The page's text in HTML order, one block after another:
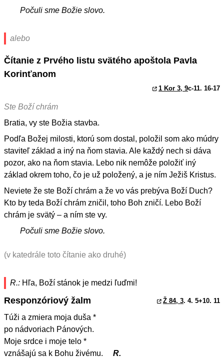
Počuli sme Božie slovo.
alebo
Čítanie z Prvého listu svätého apoštola Pavla
Korinťanom
1 Kor 3, 9c-11. 16-17
Ste Boží chrám
Bratia, vy ste Božia stavba.
Podľa Božej milosti, ktorú som dostal, položil som ako múdry
staviteľ základ a iný na ňom stavia. Ale každý nech si dáva
pozor, ako na ňom stavia. Lebo nik nemôže položiť iný
základ okrem toho, čo je už položený, a je ním Ježiš Kristus.
Neviete že ste Boží chrám a že vo vás prebýva Boží Duch?
Kto by teda Boží chrám zničil, toho Boh zničí. Lebo Boží
chrám je svätý – a ním ste vy.
Počuli sme Božie slovo.
(v katedrále toto čítanie ako druhé)
R.: Hľa, Boží stánok je medzi ľuďmi!
Responzóriový žalm Ž 84, 3. 4. 5+10. 11
Túži a zmiera moja duša *
po nádvoriach Pánových.
Moje srdce i moje telo *
vznášajú sa k Bohu živému.
R.